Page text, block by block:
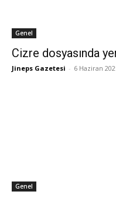
Genel
Cizre dosyasında
Jineps Gazetesi - 6 Haziran
Genel